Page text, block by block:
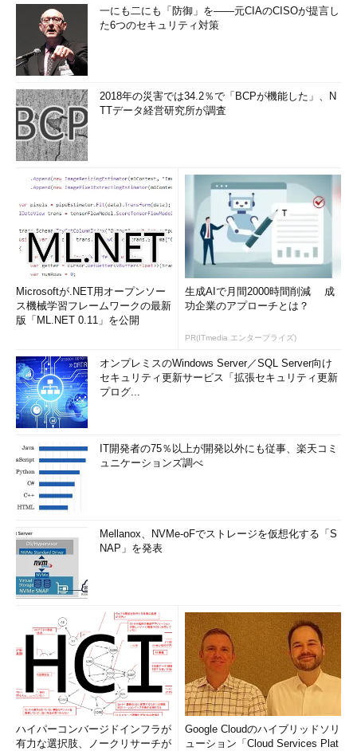
一にも二にも「防御」を――元CIAのCISOが提言し
た6つのセキュリティ対策
2018年の災害では34.2％で「BCPが機能した」、N
TTデータ経営研究所が調査
Microsoftが.NET用オープンソー
ス機械学習フレームワークの最新
版「ML.NET 0.11」を公開
生成AIで月間2000時間削減 成
功企業のアプローチとは？
PR(ITmedia エンタープライズ)
オンプレミスのWindows Server／SQL Server向け
セキュリティ更新サービス「拡張セキュリティ更新
プログ...
IT開発者の75％以上が開発以外にも従事、楽天コミ
ュニケーションズ調べ
Mellanox、NVMe-oFでストレージを仮想化する「S
NAP」を発表
ハイパーコンバージドインフラが
有力な選択肢、ノークリサーチが
Google Cloudのハイブリッドソリ
ューション「Cloud Services Plat